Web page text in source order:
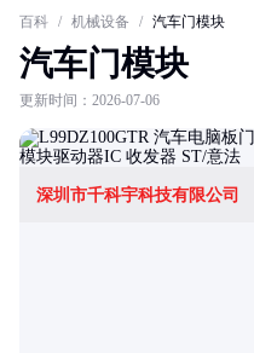
百科 / 机械设备 / 汽车门模块
汽车门模块
更新时间：2026-07-06
深圳市千科宇科技有限公司